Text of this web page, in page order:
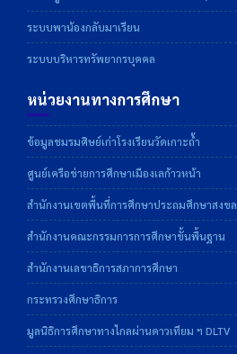
ระบบพาน้องกลับมาเรียน
ระบบบริหารทรัพยากรบุคคล
หน่วยงานทางการศึกษา
ข้อมูลชมรมศิษย์เก่าโรงเรียนวัดเกาะถ้ำ
ศูนย์เครือข่ายการศึกษาเมืองเลก้าวหน้า
สำนักงานเขตพื้นที่การศึกษาประถมศึกษาสงขล
สำนักงานคณะกรรมการการศึกษาขั้นพื้นฐาน
สำนักงานเลขาธิการสภาการศึกษา
กระทรวงศึกษาธิการ
มูลนิธิการศึกษาทางไกลผ่านดาวเทียม ฯ DLTV